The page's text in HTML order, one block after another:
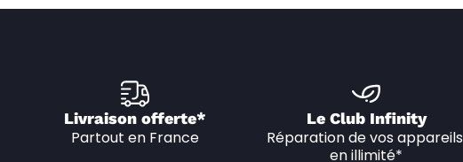
Livraison offerte*
Partout en France
Le Club Infinity
Réparation de vos appareils
en illimité*